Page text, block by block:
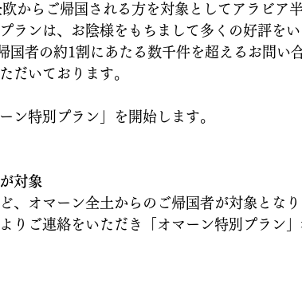
からご帰国される方を対象としてアラビア
ランは、お陰様をもちまして多くの好評を
国者の約1割にあたる数千件を超えるお問い
だいております。
ン特別プラン」を開始します。
対象
、オマーン全土からのご帰国者が対象とな
りご連絡をいただき「オマーン特別プラン